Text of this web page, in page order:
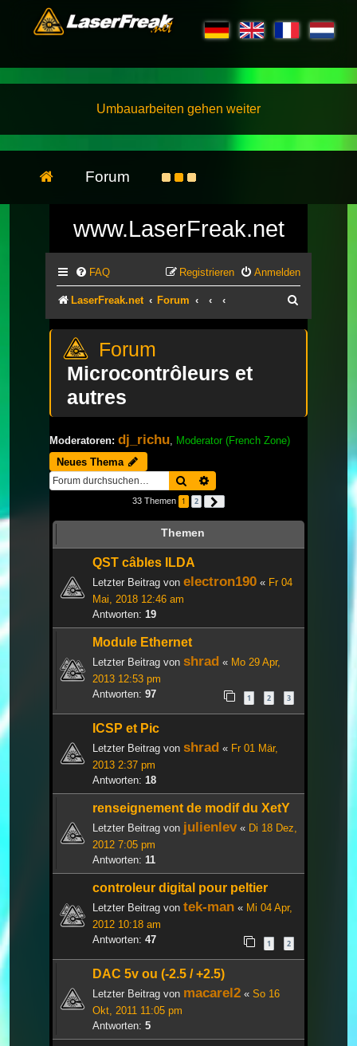
Umbauarbeiten gehen weiter
Forum
www.LaserFreak.net
FAQ Anmelden
Registrieren
LaserFreak.net Forum
Microcontrôleurs et
autres
Moderatoren: dj_richu Moderator (French Zone)
Neues Thema
Suche
33 Themen 1 2
Themen
QST câbles ILDA
Letzter Beitrag von electron190 « Fr 04
Mai, 2018 12:46 am
Antworten: 19
Module Ethernet
Letzter Beitrag von shrad « Mo 29 Apr,
2013 12:53 pm
Antworten: 97 1 2 3
ICSP et Pic
Letzter Beitrag von shrad « Fr 01 Mär,
2013 2:37 pm
Antworten: 18
renseignement de modif du XetY
Letzter Beitrag von julienlev« Di 18 Dez,
2012 7:05 pm
Antworten: 11
controleur digital pour peltier
Letzter Beitrag von tek-man « Mi 04 Apr,
2012 10:18 am
Antworten: 47 1 2
DAC 5v ou (-2.5 / +2.5)
Letzter Beitrag von macarel2 « So 16
Okt, 2011 11:05 pm
Antworten: 5